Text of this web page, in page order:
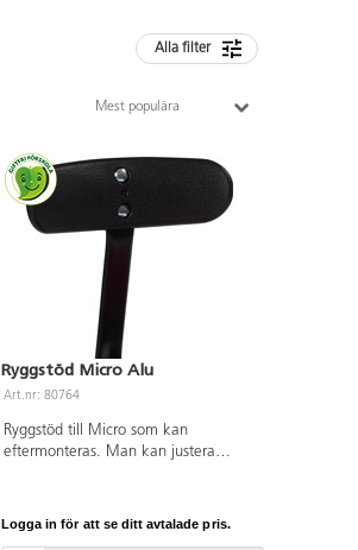
Alla filter
Mest populära
Ryggstöd Micro Alu
Art.nr: 80764
Ryggstöd till Micro som kan
eftermonteras. Man kan justera
Logga in för att se ditt avtalade pris.